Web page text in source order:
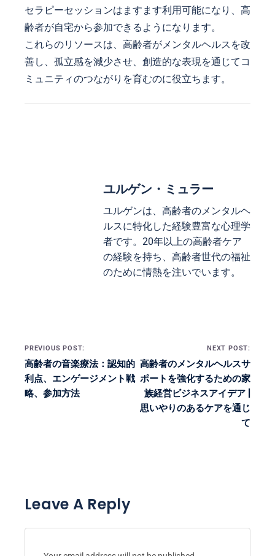
セラピーセッションはますます利用可能になり、高
齢者が自宅から参加できるようになります。
これらのリソースは、高齢者がメンタルヘルスを改
善し、孤立感を減少させ、創造的な表現を通じてコ
ミュニティのつながりを育むのに役立ちます。
ユルゲン・ミュラー
ユルゲンは、高齢者のメンタルヘ
ルスに特化した経験豊富な心理学
者です。20年以上の高齢者ケア
の経験を持ち、高齢者世代の福祉
のために情熱を注いでいます。
Post navigation
PREVIOUS POST:
高齢者の音楽療法：認知的
利点、エンゲージメント戦
略、参加方法
NEXT POST:
高齢者のメンタルヘルスサ
ポートを強化するための家
族経営ビジネスアイデア |
思いやりのあるケアを通じ
て
Leave A Reply